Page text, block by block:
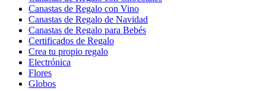
Canastas de Regalo con Vino
Canastas de Regalo de Navidad
Canastas de Regalo para Bebés
Certificados de Regalo
Crea tu propio regalo
Electrónica
Flores
Globos